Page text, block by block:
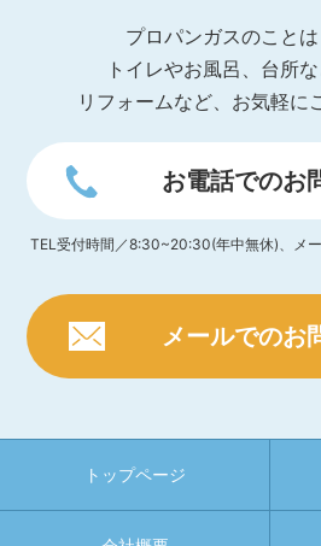
プロパンガスのことは
トイレやお風呂、台所
リフォームなど、お気軽に
お電話でのお
TEL受付時間／8:30~20:30(年中無休)、メ
メールでのお
トップページ